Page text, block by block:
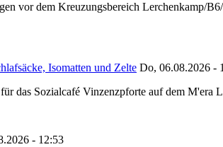
vor dem Kreuzungsbereich Lerchenkamp/
Isomatten und Zelte Do, 06.08.2026 -
das Sozialcafé Vinzenzpforte auf dem M'era
- 12:53